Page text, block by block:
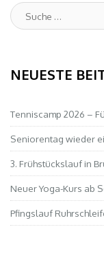
Suche
:
NEUESTE
Tenniscamp 2026 –
Seniorentag wieder
3. Frühstückslauf in
Neuer Yoga-Kurs ab
Pfingslauf